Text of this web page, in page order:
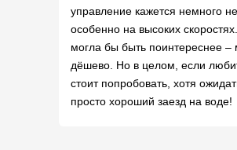
управление кажется немного
особенно на высоких
могла бы быть поинтереснее –
дёшево. Но в целом, если
стоит попробовать, хотя
просто хороший заезд на воде!